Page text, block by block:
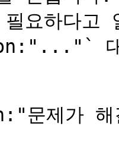
요하다고
문제가 해